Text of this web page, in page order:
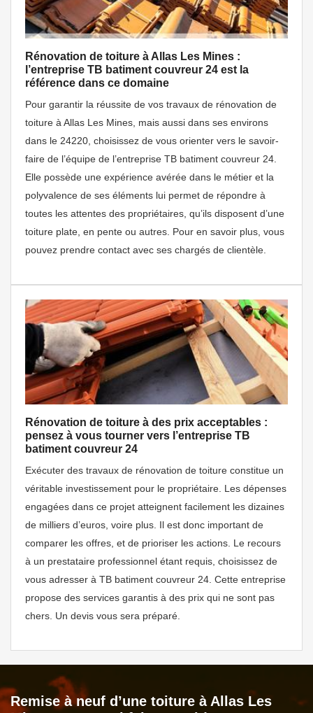
Rénovation de toiture à Allas Les Mines :
l’entreprise TB batiment couvreur 24 est la
référence dans ce domaine
Pour garantir la réussite de vos travaux de rénovation de
toiture à Allas Les Mines, mais aussi dans ses environs
dans le 24220, choisissez de vous orienter vers le savoir-
faire de l’équipe de l’entreprise TB batiment couvreur 24.
Elle possède une expérience avérée dans le métier et la
polyvalence de ses éléments lui permet de répondre à
toutes les attentes des propriétaires, qu’ils disposent d’une
toiture plate, en pente ou autres. Pour en savoir plus, vous
pouvez prendre contact avec ses chargés de clientèle.
Rénovation de toiture à des prix acceptables :
pensez à vous tourner vers l’entreprise TB
batiment couvreur 24
Exécuter des travaux de rénovation de toiture constitue un
véritable investissement pour le propriétaire. Les dépenses
engagées dans ce projet atteignent facilement les dizaines
de milliers d’euros, voire plus. Il est donc important de
comparer les offres, et de prioriser les actions. Le recours
à un prestataire professionnel étant requis, choisissez de
vous adresser à TB batiment couvreur 24. Cette entreprise
propose des services garantis à des prix qui ne sont pas
chers. Un devis vous sera préparé.
Remise à neuf d’une toiture à Allas Les